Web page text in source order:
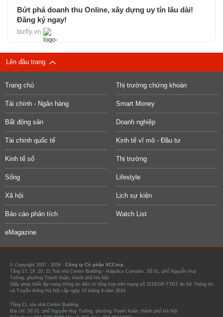
Bứt phá doanh thu Online, xây dựng uy tín lâu dài!
Đăng ký ngay!
bizfly.vn
Lên đầu trang
Trang chủ Thị trường chứng khoán
Tài chính - Ngân hàng Smart Money
Bất động sản Doanh nghiệp
Tài chính quốc tế Kinh tế vĩ mô - Đầu tư
Kinh tế số Thị trường
Sống Lifestyle
Xã hội Lịch sự kiện
Báo cáo phân tích Watch List
eMagazine
© Copyright 2007 - 2026 - Công ty Cổ phần VCCorp.
Tầng 17, 19, 20, 21 Toà nhà Center Building - Hapulico Complex, Số 01, phố Nguyễn Huy
Tưởng, phường Thanh Xuân, thành phố Hà Nội
Giấy phép thiết lập trang thông tin điện tử tổng hợp trên mạng số 2216/GP-TTĐT do Sở Thông tin
và Truyền thông Hà Nội cấp ngày 10 tháng 4 năm 2019.
Tầng 21, tòa nhà Center Building.
Địa chỉ: Số 01, phố Nguyễn Huy Tưởng, phường Thanh Xuân, thành phố Hà Nội